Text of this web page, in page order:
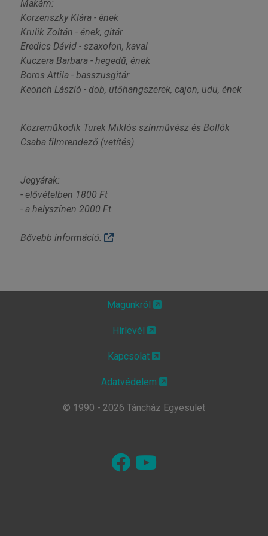
Makám:
Korzenszky Klára - ének
Krulik Zoltán - ének, gitár
Eredics Dávid - szaxofon, kaval
Kuczera Barbara - hegedű, ének
Boros Attila - basszusgitár
Keönch László - dob, ütőhangszerek, cajon, udu, ének
Közreműködik Turek Miklós színművész és Bollók
Csaba filmrendező (vetítés).
Jegyárak:
- elővételben 1800 Ft
- a helyszínen 2000 Ft
Bővebb információ:
Magunkról
Hírlevél
Kapcsolat
Adatvédelem
© 1990 - 2026 Táncház Egyesület